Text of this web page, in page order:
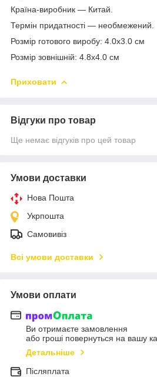
Країна-виробник — Китай.
Термін придатності — необмежений.
Розмір готового виробу: 4.0х3.0 см
Розмір зовнішній: 4.8х4.0 см
Приховати
Відгуки про товар
Ще немає відгуків про цей товар
Умови доставки
Нова Пошта
Укрпошта
Самовивіз
Всі умови доставки
Умови оплати
Ви отримаєте замовлення
або гроші повернуться на вашу
Детальніше
Післяплата